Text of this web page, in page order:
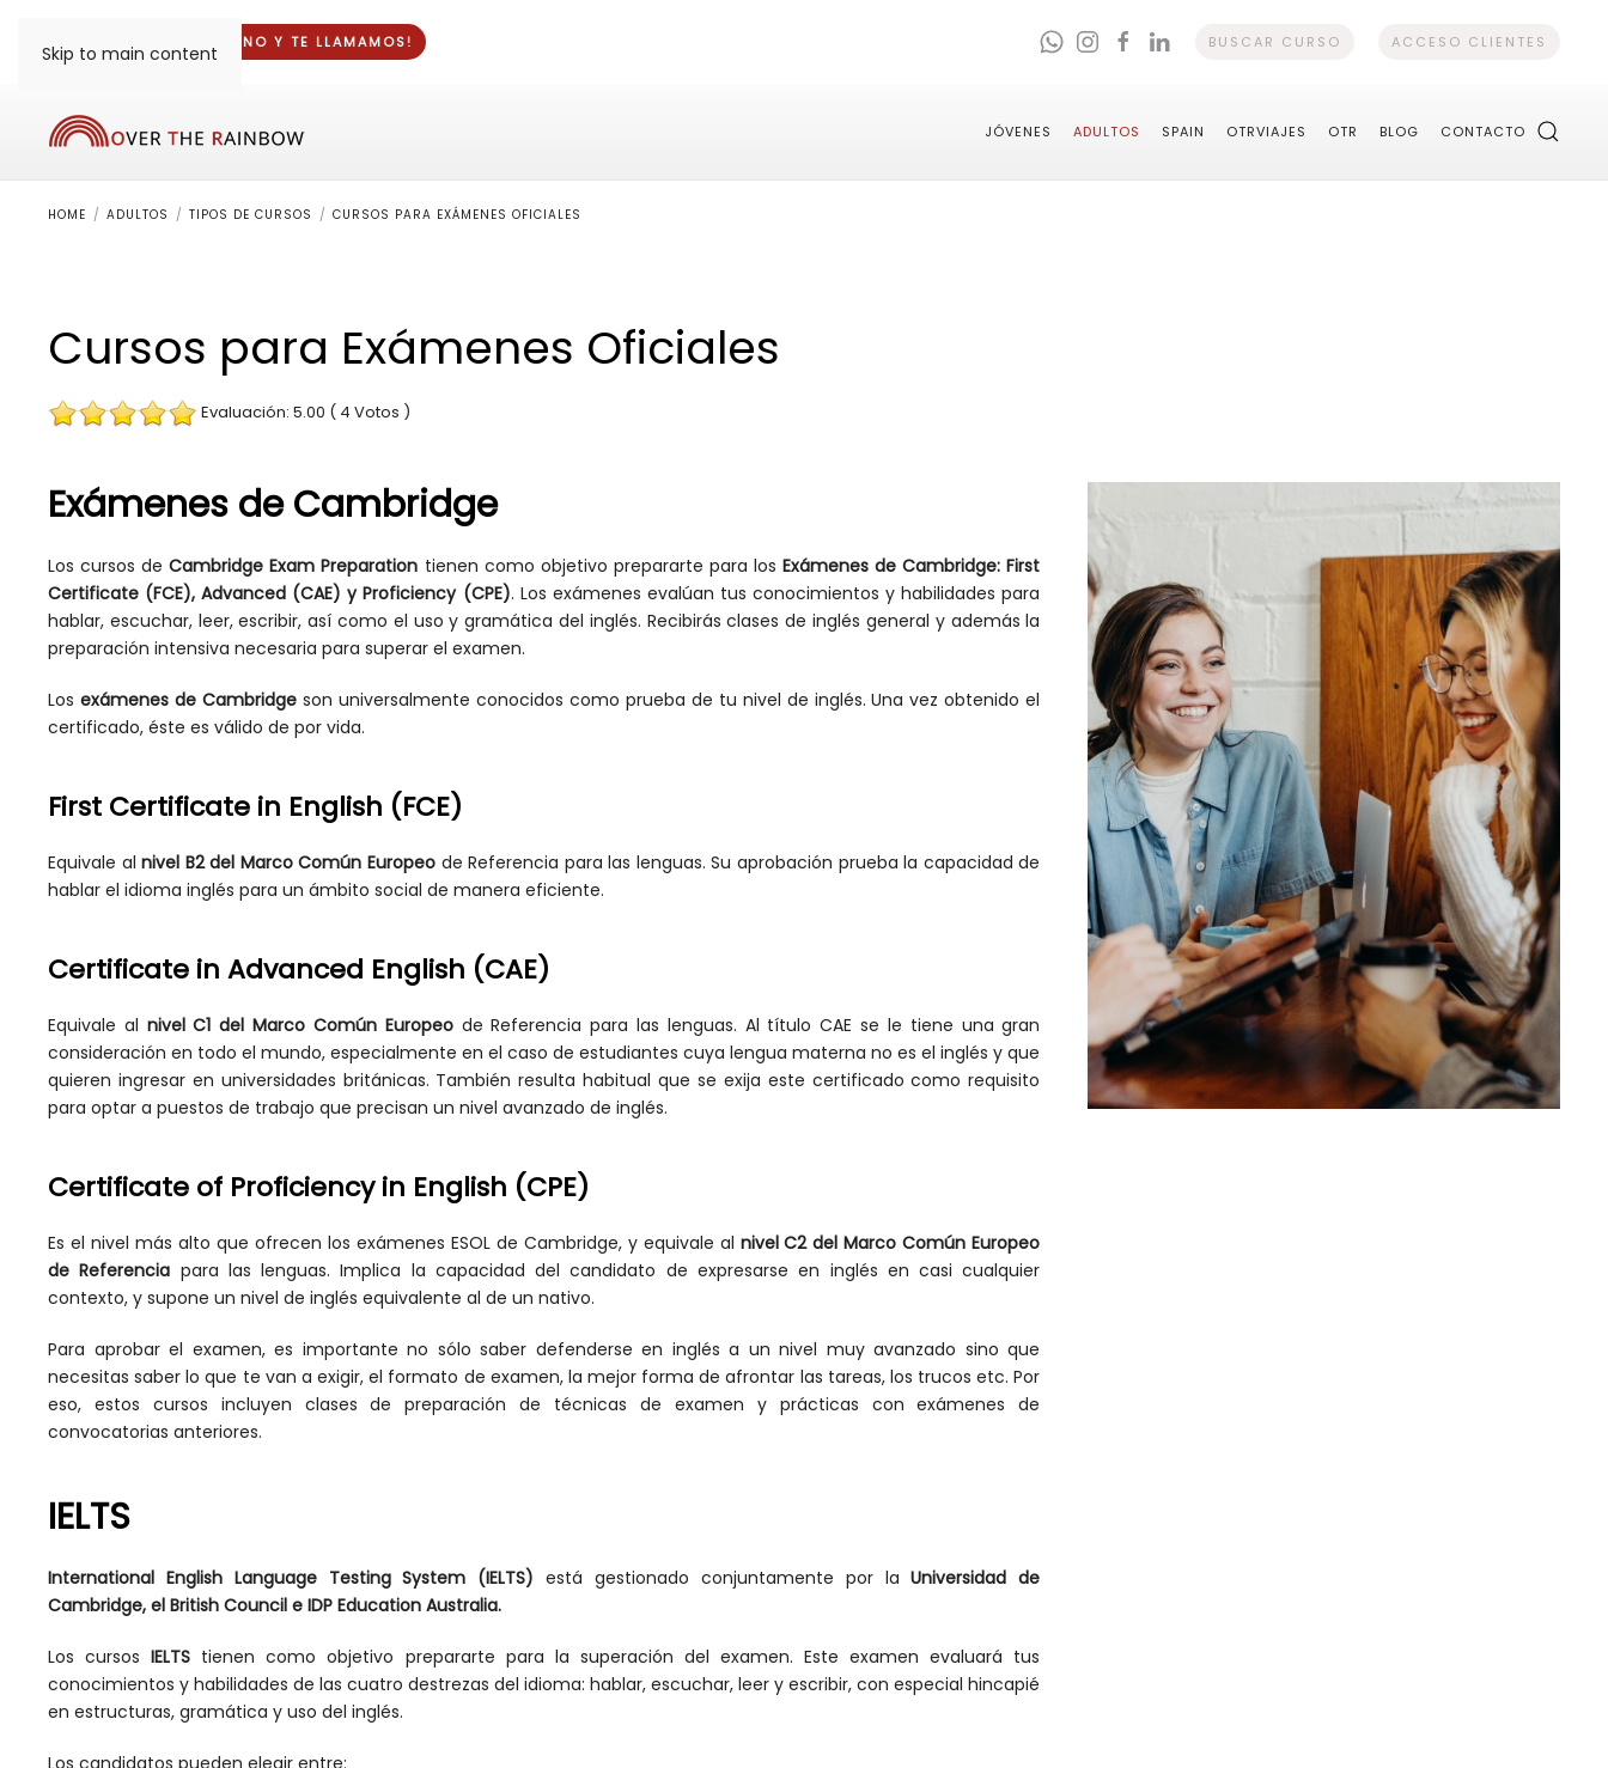
Skip to main content
¡DINOS TU TELÉFONO Y TE LLAMAMOS! BUSCAR CURSO ACCESO CLIENTES
JÓVENES ADULTOS SPAIN OTRVIAJES OTR BLOG CONTACTO
HOME ADULTOS TIPOS DE CURSOS CURSOS PARA EXÁMENES OFICIALES
Cursos para Exámenes Oficiales
Evaluación: 5.00 ( 4 Votos )
Exámenes de Cambridge
Los cursos deCambridge Exam Preparation tienen como objetivo prepararte para losExámenes de Cambridge: First
Certificate (FCE), Advanced (CAE) y Proficiency (CPE). Los exámenes evalúan tus conocimientos y habilidades para
hablar, escuchar, leer, escribir, así como el uso y gramática del inglés. Recibirás clases de inglés general y además la
preparación intensiva necesaria para superar el examen.
Los exámenes de Cambridgeson universalmente conocidos como prueba de tu nivel de inglés. Una vez obtenido el
certificado, éste es válido de por vida.
First Certificate in English (FCE)
Equivale alnivel B2 del Marco Común Europeo de Referencia para las lenguas. Su aprobación prueba la capacidad de
hablar el idioma inglés para un ámbito social de manera eficiente.
Certificate in Advanced English (CAE)
Equivale al nivel C1 del Marco Común Europeode Referencia para las lenguas. Al título CAE se le tiene una gran
consideración en todo el mundo, especialmente en el caso de estudiantes cuya lengua materna no es el inglés y que
quieren ingresar en universidades británicas. También resulta habitual que se exija este certificado como requisito
para optar a puestos de trabajo que precisan un nivel avanzado de inglés.
Certificate of Proficiency in English (CPE)
Es el nivel más alto que ofrecen los exámenes ESOL de Cambridge, y equivale al nivel C2 del Marco Común Europeo
de Referencia para las lenguas. Implica la capacidad del candidato de expresarse en inglés en casi cualquier
contexto, y supone un nivel de inglés equivalente al de un nativo.
Para aprobar el examen, es importante no sólo saber defenderse en inglés a un nivel muy avanzado sino que
necesitas saber lo que te van a exigir, el formato de examen, la mejor forma de afrontar las tareas, los trucos etc. Por
eso, estos cursos incluyen clases de preparación de técnicas de examen y prácticas con exámenes de
convocatorias anteriores.
IELTS
International English Language Testing System (IELTS) está gestionado conjuntamente por la Universidad de
Cambridge, el British Council e IDP Education Australia.
Los cursosIELTS tienen como objetivo prepararte para la superación del examen. Este examen evaluará tus
conocimientos y habilidades de las cuatro destrezas del idioma: hablar, escuchar, leer y escribir, con especial hincapié
en estructuras, gramática y uso del inglés.
Los candidatos pueden elegir entre: